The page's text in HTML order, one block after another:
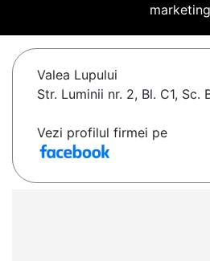
marketing
Valea Lupului
Str. Luminii nr. 2, Bl. C1, Sc.
Vezi profilul firmei pe